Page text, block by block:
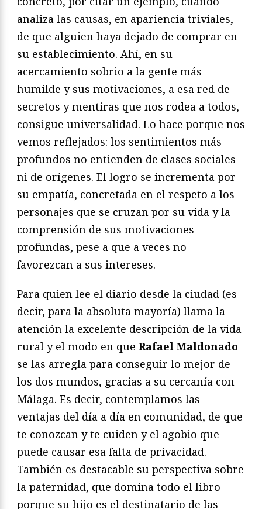
analiza las causas, en apariencia triviales,
de que alguien haya dejado de comprar en
su establecimiento. Ahí, en su
acercamiento sobrio a la gente más
humilde y sus motivaciones, a esa red de
secretos y mentiras que nos rodea a todos,
consigue universalidad. Lo hace porque nos
vemos reflejados: los sentimientos más
profundos no entienden de clases sociales
ni de orígenes. El logro se incrementa por
su empatía, concretada en el respeto a los
personajes que se cruzan por su vida y la
comprensión de sus motivaciones
profundas, pese a que a veces no
favorezcan a sus intereses.
Para quien lee el diario desde la ciudad (es
decir, para la absoluta mayoría) llama la
atención la excelente descripción de la vida
rural y el modo en que Rafael Maldonado
se las arregla para conseguir lo mejor de
los dos mundos, gracias a su cercanía con
Málaga. Es decir, contemplamos las
ventajas del día a día en comunidad, de que
te conozcan y te cuiden y el agobio que
puede causar esa falta de privacidad.
También es destacable su perspectiva sobre
la paternidad, que domina todo el libro
porque su hijo es el destinatario de las